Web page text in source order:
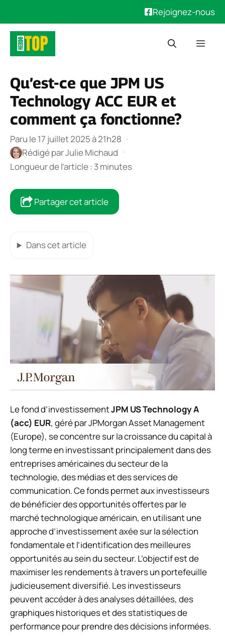
Rejoignez-nous
Aller
contenu
Qu’est-ce que JPM US
Technology ACC EUR et
comment ça fonctionne?
Paru le 17 juillet 2025 à 21h28 ·
Rédigé parJulie Michaud ·
Longueur de l’article : 3 minutes
Partager cet article
Dans cet article
Le fond d’investissementJPM US Technology A
(acc) EUR, géré par JPMorgan Asset Management
(Europe), se concentre sur la croissance du capital à
long terme en investissant principalement dans des
entreprises américaines du secteur de la
technologie, des médias et des services de
communication. Ce fonds permet aux investisseurs
de bénéficier des opportunités offertes par le
marché technologique américain, en utilisant une
approche d’investissement axée sur la sélection
fondamentale et l’identification des meilleures
opportunités au sein du secteur. L’objectif est de
maximiser les rendements à travers un portefeuille
judicieusement diversifié. Les investisseurs
peuvent accéder à des analyses détaillées, des
graphiques historiques et des statistiques de
performance pour prendre des décisions informées.